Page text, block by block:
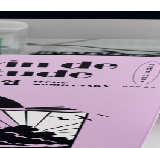
뚤어졌고, 자신의 인생을 오로지 그 복
엘렌이 너무 가여웠다. 아니 소설속의
한 엘렌' 이라고 한마디 씩 하는 것이
게 말할 수 밖에 없을 정도다. 중년의
로지 자신의 젊음의 유지만을 신경쓰
은 보모에게 맡겨두고 전혀 돌보지 않
굉장히 어린 조카라고 나오는데 이느므
들이 사는 집에서 얹혀 살면서 벨라
는 시대가 전쟁전야라서 그 틈을 노
적하는 데에만 온통 집중하고 있고,